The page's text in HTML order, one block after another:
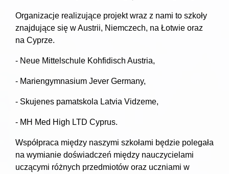
Organizacje realizujące projekt wraz z nami to szkoły
znajdujące się w Austrii, Niemczech, na Łotwie oraz
na Cyprze.
- Neue Mittelschule Kohfidisch Austria,
- Mariengymnasium Jever Germany,
- Skujenes pamatskola Latvia Vidzeme,
- MH Med High LTD Cyprus.
Współpraca między naszymi szkołami będzie polegała
na wymianie doświadczeń między nauczycielami
uczącymi różnych przedmiotów oraz uczniami w